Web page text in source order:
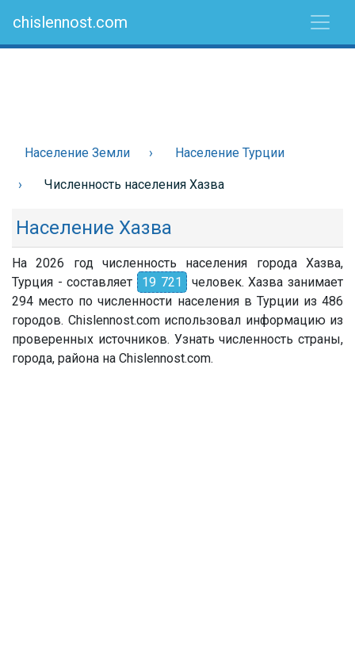
chislennost.com
Население Земли Население Турции
Численность населения Хазва
Население Хазва
На 2026 год численность населения города Хазва,
Турция - составляет 19 721 человек. Хазва занимает
294 место по численности населения в Турции из 486
городов. Chislennost.com использовал информацию из
проверенных источников. Узнать численность страны,
города, района на Chislennost.com.